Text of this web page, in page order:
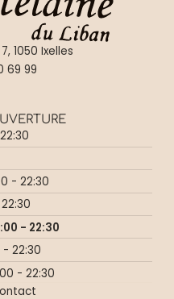
1050 Ixelles
69 99
- 22:30
- 22:30
- 22:30
- 22:30